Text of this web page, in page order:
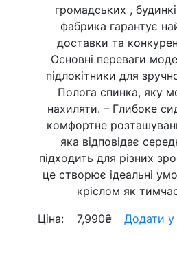
громадських ,
фабрика гарантує
доставки та
Основні переваги
підлокітники для
Полога спинка, яку
нахиляти. – Глибоке
комфортне
яка відповідає
підходить для різних
це створює ідеальні
кріслом як
Ціна:
7,990₴ Додати